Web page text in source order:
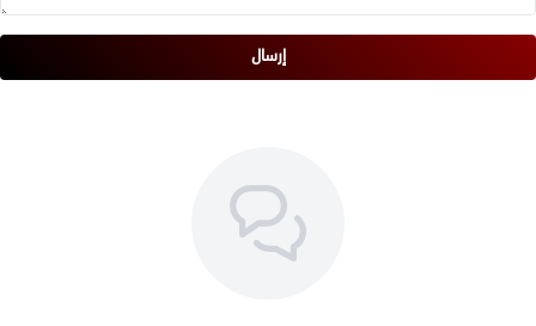
تُضفي لمعانًا على الشعر:تترك الريثا الشعر ناعمًا ولامعًا.
طريقة استخدام عشبة الريثا للشعر:
لغسل الشعر:
انقعي 2-3 ملاعق كبيرة من مسحوق الريثا في
امزجي مسحوق الريثا مع الزبادي أو العسل أو زيت
جوز الهند لتكوين معجون. ضعي المعجون على شعرك وفروة
إرسال